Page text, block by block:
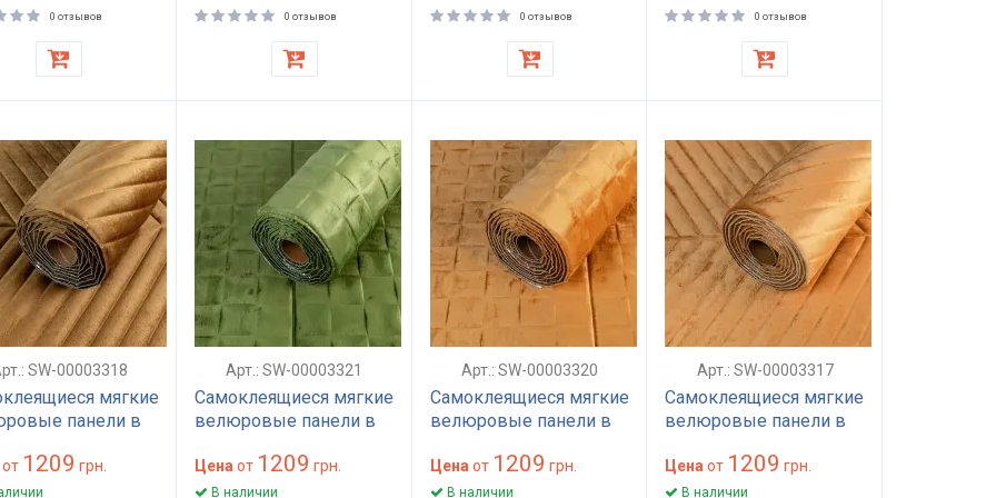
0 отзывов 0 отзывов
00003250
0 отзывов 0 отзывов
SW-00003318
мягкие
панели в
SW-
от 1209 грн.
Арт.: SW-00003321
Самоклеящиеся мягкие
велюровые панели в
600х2950х7мм SW-
00003321
Цена от 1209 грн.
В наличии
Арт.: SW-00003320
Самоклеящиеся мягкие
велюровые панели в
600х2950х7мм SW-
00003320
Цена от 1209 грн.
В наличии
Арт.: SW-00003317
Самоклеящиеся мягкие
велюровые панели в
600х2950х7мм SW-
00003317
Цена от 1209 грн.
В наличии